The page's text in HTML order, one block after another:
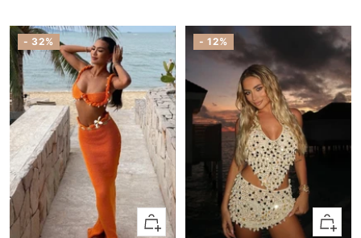
- 32%
Adicionar
- 12%